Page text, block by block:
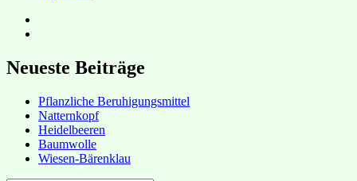
Instagram
Neueste Beiträge
Pflanzliche Beruhigungsmittel
Natternkopf
Heidelbeeren
Baumwolle
Wiesen-Bärenklau